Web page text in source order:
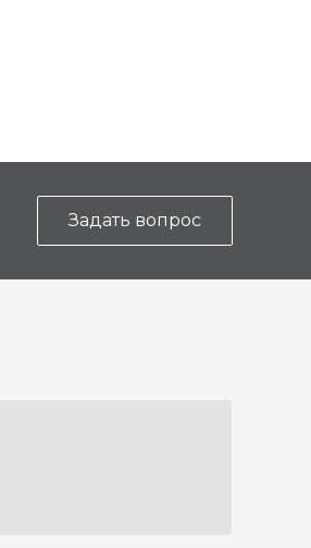
Задать вопрос